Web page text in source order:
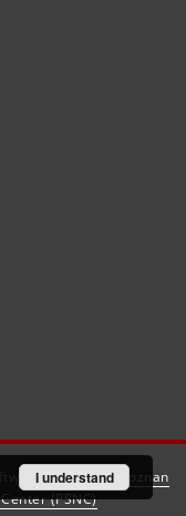
created by
Poznan
(PSNC)
I understand